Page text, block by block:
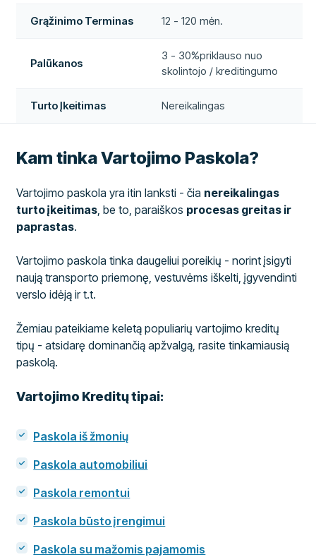
Grąžinimo Terminas 12 - 120 mėn.
Palūkanos
3 - 30%priklauso nuo
skolintojo / kreditingumo
Turto Įkeitimas Nereikalingas
Kam tinka Vartojimo Paskola?
Vartojimo paskola yra itin lanksti - čia nereikalingas
turto įkeitimas , be to, paraiškos procesas greitas ir
paprastas.
Vartojimo paskola tinka daugeliui poreikių - norint įsigyti
naują transporto priemonę, vestuvėms iškelti, įgyvendinti
verslo idėją ir t.t.
Žemiau pateikiame keletą populiarių vartojimo kreditų
tipų - atsidarę dominančią apžvalgą, rasite tinkamiausią
paskolą.
Vartojimo Kreditų tipai:
Paskola iš žmonių
Paskola automobiliui
Paskola remontui
Paskola būsto įrengimui
Paskola su mažomis pajamomis